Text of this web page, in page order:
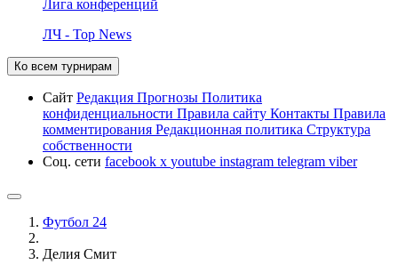
Лига конференций
ЛЧ - Top News
Ко всем турнирам
Сайт Редакция Прогнозы Политика
конфиденциальности Правила сайту Контакты Правила
комментирования Редакционная политика Структура
собственности
Соц. сети facebook x youtube instagram telegram viber
Футбол 24
Делия Смит